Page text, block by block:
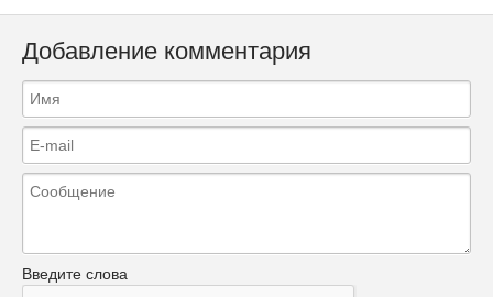
Добавление комментария
Введите слова